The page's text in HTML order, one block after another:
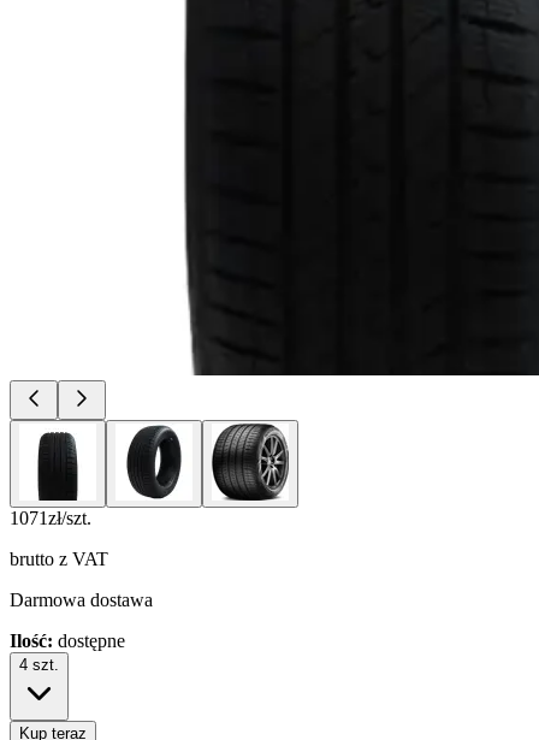
1071zł/szt.
brutto z VAT
Darmowa dostawa
Ilość: dostępne
4 szt.
Kup teraz